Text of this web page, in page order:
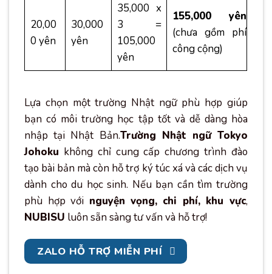
20,00
0 yên
30,000
yên
35,000 x
3 =
105,000
yên
155,000 yên
(chưa gồm phí
công cộng)
Lựa chọn một trường Nhật ngữ phù hợp giúp
bạn có môi trường học tập tốt và dễ dàng hòa
nhập tại Nhật Bản.Trường Nhật ngữ Tokyo
Johoku không chỉ cung cấp chương trình đào
tạo bài bản mà còn hỗ trợ ký túc xá và các dịch vụ
dành cho du học sinh. Nếu bạn cần tìm trường
phù hợp với nguyện vọng, chi phí, khu vực,
NUBISU luôn sẵn sàng tư vấn và hỗ trợ!
ZALO HỖ TRỢ MIỄN PHÍ